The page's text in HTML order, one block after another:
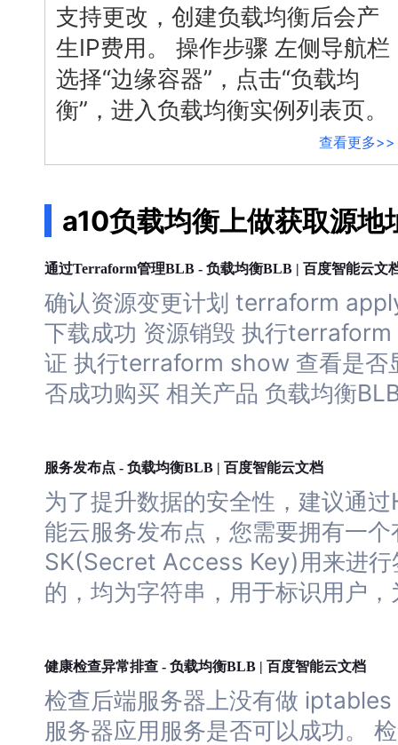
超3000万全行业词条，800万用户共吸纳
智能生成PPT
智能大纲汇总，文库资源沉淀
百度AI搜索
全球领先的可商用自我演化超级智能体
无代码应用搭建平台
百度智能云数字员工
内容运营等8款数字员工焕新上线！免费体验！
百度一见
云边协同、自主进化的视觉智能体平台
大模型驱动的服务营销
构建“1+1+5+∞”政务大
百度智能云灵医
医疗AI大模型，构建覆
百战·数智营销
赋能合作伙伴打造客户
支持更改，创建负载均衡后会产
生IP费用。 操作步骤 左侧导航栏
选择“边缘容器”，点击“负载均
衡”，进入负载均衡实例列表页。
查看更多>>
a10负载均衡上做获取源地
通过Terraform管理BLB - 负载均衡BLB | 百度智能云文
确认资源变更计划 terraform
下载成功 资源销毁 执行
证 执行terraform show 查看是否
否成功购买 相关产品 负载均衡
服务发布点 - 负载均衡BLB | 百度智能云文档
为了提升数据的安全性，建议通
能云服务发布点，您需要拥有一
SK(Secret Access Key)用来进行
的，均为字符串，用于标识用户
健康检查异常排查 - 负载均衡BLB | 百度智能云文档
检查后端服务器 上没有做 iptables
服务器应用服务是否可以成功。